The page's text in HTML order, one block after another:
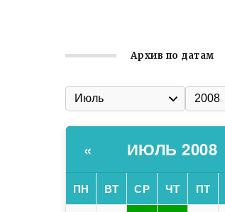
Архив по датам
« ИЮЛЬ 2008
ПН ВТ СР ЧТ ПТ